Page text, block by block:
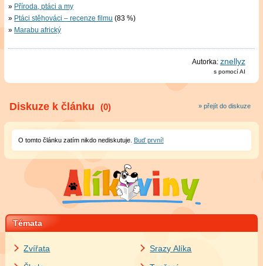
Příroda, ptáci a my
Ptáci stěhováci – recenze filmu (83 %)
Marabu africký
Autorka: znellyz
s pomocí AI
» přejít do diskuze
Diskuze k článku (0)
O tomto článku zatím nikdo nediskutuje. Buď první!
Témata
Zvířata
Srazy Alíka